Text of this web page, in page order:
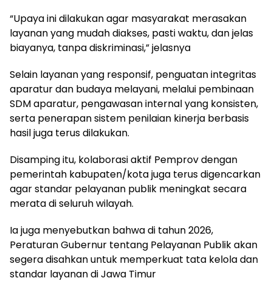
“Upaya ini dilakukan agar masyarakat merasakan
layanan yang mudah diakses, pasti waktu, dan jelas
biayanya, tanpa diskriminasi,” jelasnya
Selain layanan yang responsif, penguatan integritas
aparatur dan budaya melayani, melalui pembinaan
SDM aparatur, pengawasan internal yang konsisten,
serta penerapan sistem penilaian kinerja berbasis
hasil juga terus dilakukan.
Disamping itu, kolaborasi aktif Pemprov dengan
pemerintah kabupaten/kota juga terus digencarkan
agar standar pelayanan publik meningkat secara
merata di seluruh wilayah.
Ia juga menyebutkan bahwa di tahun 2026,
Peraturan Gubernur tentang Pelayanan Publik akan
segera disahkan untuk memperkuat tata kelola dan
standar layanan di Jawa Timur